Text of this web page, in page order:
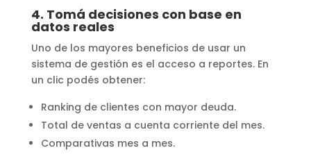
4. Tomá decisiones con base en
datos reales
Uno de los mayores beneficios de usar un
sistema de gestión es el acceso a reportes. En
un clic podés obtener:
Ranking de clientes con mayor deuda.
Total de ventas a cuenta corriente del mes.
Comparativas mes a mes.